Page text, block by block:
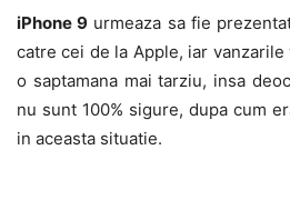
iPhone 9 urmeaza sa fie
catre cei de la Apple, iar
o saptamana mai tarziu, insa
nu sunt 100% sigure, dupa cum
in aceasta situatie.